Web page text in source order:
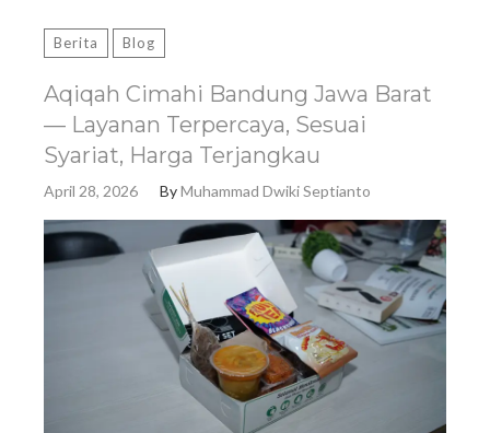
Berita Blog
Aqiqah Cimahi Bandung Jawa Barat
— Layanan Terpercaya, Sesuai
Syariat, Harga Terjangkau
April 28, 2026 ByMuhammad Dwiki Septianto